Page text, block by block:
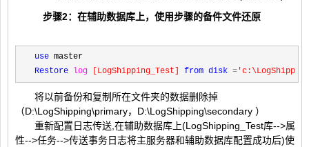
步骤2：在辅助数据库上，使用步骤的备件文件还原
use
Restore
log LogShipping_Test from disk = '
将以前备份和复制所在文件夹的数据删除掉
（D:\LogShipping\primary，D:\LogShipping\secondary ）
重新配置日志传送,在辅助数据库上(LogShipping_Test库-->属
性-->任务-->传送事务日志将主服务器和辅助数据库配置成功后)使